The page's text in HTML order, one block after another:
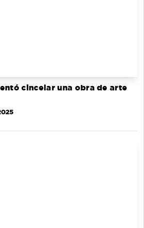
cincelar una obra de arte